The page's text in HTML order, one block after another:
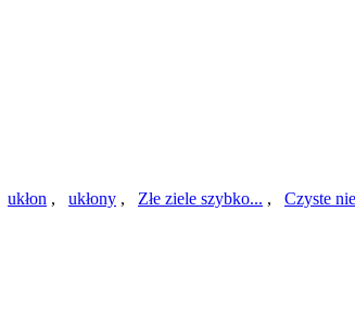
ukłon , ukłony , Złe ziele szybko... , Czyste